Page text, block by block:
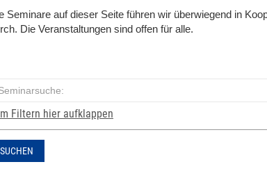
Seminare auf dieser Seite führen wir überwiegend in
Die Veranstaltungen sind offen für alle.
Filtern hier aufklappen
SUCHEN